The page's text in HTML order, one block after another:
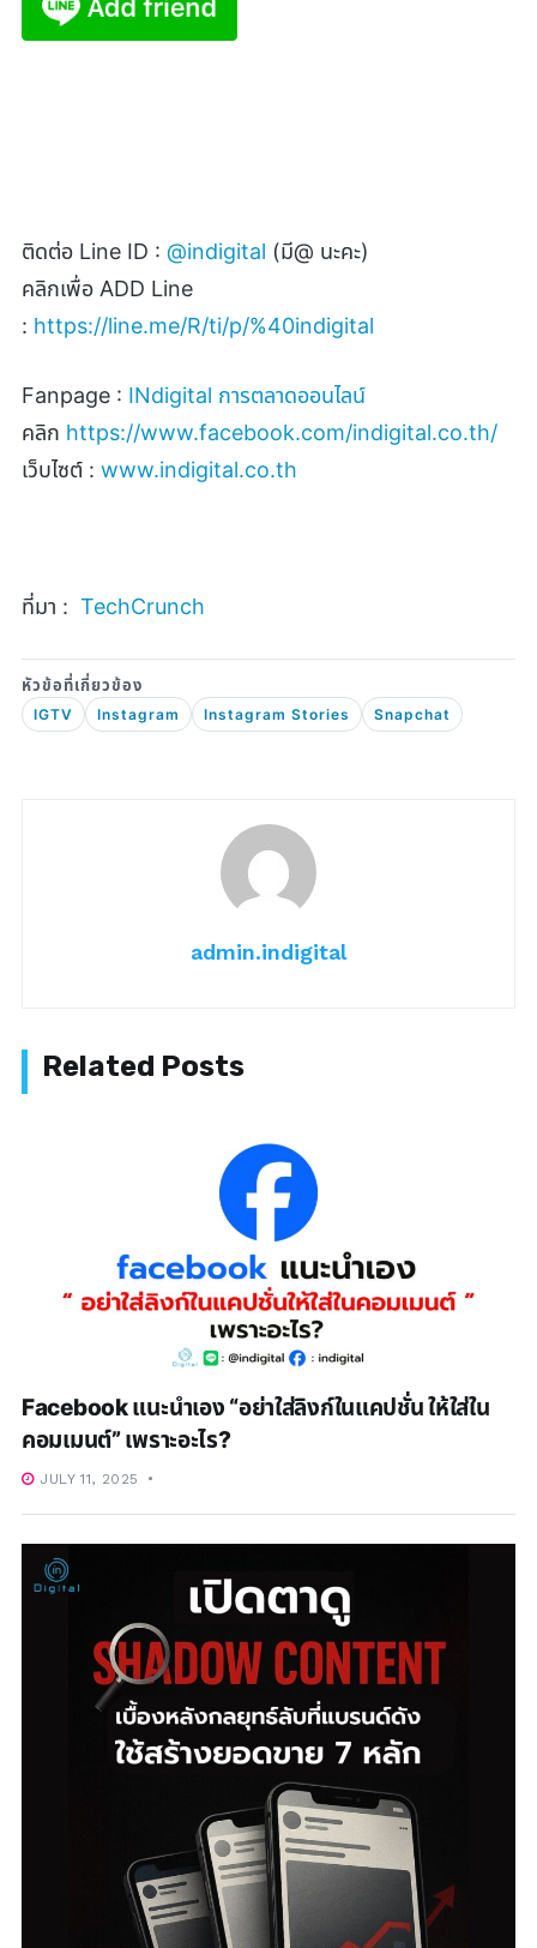
ติดต่อ Line ID : @indigital (มี@ นะคะ)
คลิกเพื่อ ADD Line
: https://line.me/R/ti/p/%40indigital
Fanpage : INdigital การตลาดออนไลน์
คลิก https://www.facebook.com/indigital.co.th/
เว็บไซต์ : www.indigital.co.th
ที่มา : TechCrunch
IGTV Instagram Instagram Stories Snapchat
admin.indigital
Facebook แนะนำเอง “อย่าใส่ลิงก์ในแคปชั่น ให้ใส่ใน
คอมเมนต์” เพราะอะไร?
JULY 11, 2025